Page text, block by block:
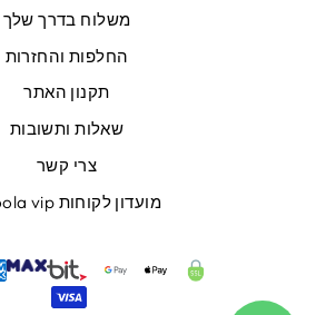
משלוח בדרך שלך
החלפות והחזרות
תקנון האתר
שאלות ותשובות
צרי קשר
מועדון לקוחות ayoola vip